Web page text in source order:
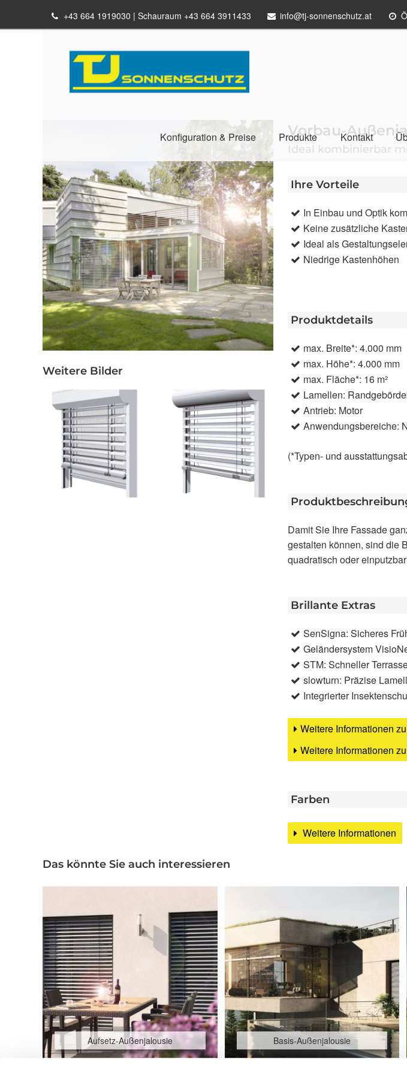
+43 664 1919030 info@tj-sonnenschutz.at
Konfiguration & Preise Produkte Kontakt
Vorbau-
Ideal kombinierbar
Ihre Vorteile
In Einbau und Optik
Keine zusätzliche
Ideal als
Niedrige Kastenhöhen
Produktdetails
max. Breite*: 4.000 mm
max. Höhe*: 4.000 mm
max. Fläche*: 16 m²
Lamellen:
Antrieb: Motor
Anwendungsbereiche:
(*Typen- und
Damit Sie Ihre Fassade
gestalten können, sind die
quadratisch oder
kann ein Solar-Antrieb
den nachträglichen
Brillante Extras
SenSigna: Sicheres
Geländersystem
STM: Schneller
slowturn: Präzise
Integrierter
Weitere Informationen
Weitere Informationen
Farben
Weitere Informationen
Weitere Bilder
Das könnte Sie auch interessieren
Aufsetz-Außenjalousie Basis-Außenjalousie